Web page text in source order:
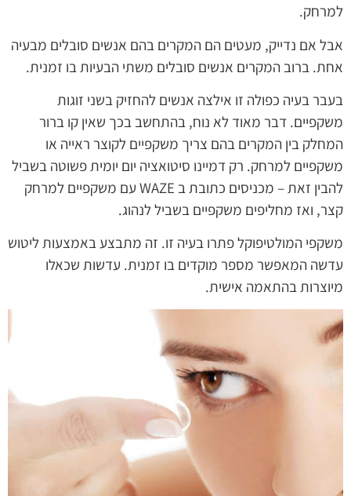
למרחק.
אבל אם נדייק, מעטים הם המקרים בהם אנשים סובלים מבעיה
אחת. ברוב המקרים אנשים סובלים משתי הבעיות בו זמנית.
בעבר בעיה כפולה זו אילצה אנשים להחזיק בשני זוגות
משקפיים. דבר מאוד לא נוח, בהתחשב בכך שאין קו ברור
המחלק בין המקרים בהם צריך משקפיים לקוצר ראייה או
משקפיים למרחק. רק דמיינו סיטואציה יום יומית פשוטה בשביל
להבין זאת – מכניסים כתובת ב WAZE עם משקפיים למרחק
קצר, ואז מחליפים משקפיים בשביל לנהוג.
משקפי המולטיפוקל פתרו בעיה זו. זה מתבצע באמצעות ליטוש
עדשה המאפשר מספר מוקדים בו זמנית. עדשות שכאלו
מיוצרות בהתאמה אישית.